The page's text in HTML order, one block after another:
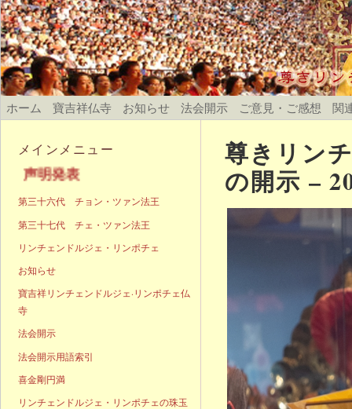
ホーム 寶吉祥仏寺 お知らせ 法会開示 ご意見・ご感想 関
尊きリン
の開示 –
メインメニュー
表
第三十六代 チョン・ツァン法王
第三十七代 チェ・ツァン法王
リンチェンドルジェ・リンポチェ
お知らせ
寶吉祥リンチェンドルジェ·リンポチェ仏
寺
法会開示
法会開示用語索引
喜金剛円満
リンチェンドルジェ・リンポチェの珠玉